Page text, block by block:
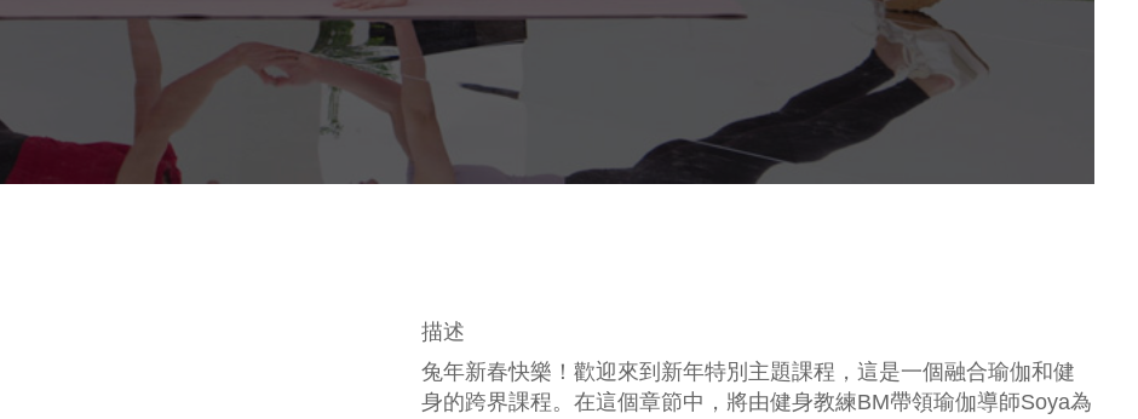
描述
兔年新春快樂！歡迎來到新年特別主題課程，這是一個融合瑜伽和健
身的跨界課程。在這個章節中，將由健身教練BM帶領瑜伽導師Soya為